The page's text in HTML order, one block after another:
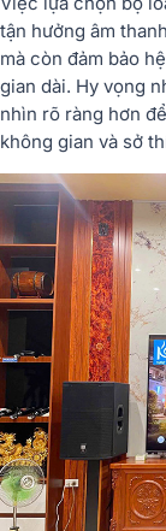
tận hưởng âm
mà còn đảm bảo
gian dài. Hy vọng
nhìn rõ ràng hơn
không gian và sở